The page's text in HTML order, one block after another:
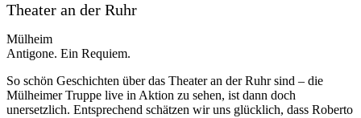
Theater an der Ruhr
Mülheim
Antigone. Ein Requiem.
So schön Geschichten über das Theater an der Ruhr sind – die
Mülheimer Truppe live in Aktion zu sehen, ist dann doch
unersetzlich. Entsprechend schätzen wir uns glücklich, dass Roberto